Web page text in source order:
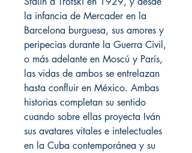
la infancia de Mercader en la
Barcelona burguesa, sus amores y
peripecias durante la Guerra Civil,
o más adelante en Moscú y París,
las vidas de ambos se entrelazan
hasta confluir en México. Ambas
historias completan su sentido
cuando sobre ellas proyecta Iván
sus avatares vitales e intelectuales
en la Cuba contemporánea y su